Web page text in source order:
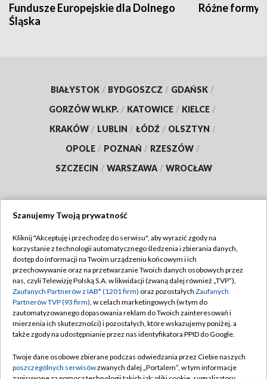
Fundusze Europejskie dla Dolnego
Śląska
Różne formy
BIAŁYSTOK / BYDGOSZCZ / GDAŃSK /
GORZÓW WLKP. / KATOWICE / KIELCE /
KRAKÓW / LUBLIN / ŁÓDŹ / OLSZTYN /
OPOLE / POZNAŃ / RZESZÓW /
SZCZECIN / WARSZAWA / WROCŁAW
TVP
Abonament TVP
Emisja w TVP
Centrum informacji TVP
Naziemna Telewizja Cyfrowa
Rada Programowa
Regulamin TVP
Polityka prywatności
Moje zgody
Pomoc
Kontakt
Szanujemy Twoją prywatność
Kliknij "Akceptuję i przechodzę do serwisu", aby wyrazić zgody na
korzystanie z technologii automatycznego śledzenia i zbierania danych,
dostęp do informacji na Twoim urządzeniu końcowym i ich
przechowywanie oraz na przetwarzanie Twoich danych osobowych przez
nas, czyli Telewizję Polską S.A. w likwidacji (zwaną dalej również „TVP”),
Zaufanych Partnerów z IAB* (1201 firm) oraz pozostałych Zaufanych
Partnerów TVP (93 firm), w celach marketingowych (w tym do
zautomatyzowanego dopasowania reklam do Twoich zainteresowań i
mierzenia ich skuteczności) i pozostałych, które wskazujemy poniżej, a
także zgody na udostępnianie przez nas identyfikatora PPID do Google.
Twoje dane osobowe zbierane podczas odwiedzania przez Ciebie naszych
poszczególnych serwisówzwanych dalej „Portalem”, w tym informacje